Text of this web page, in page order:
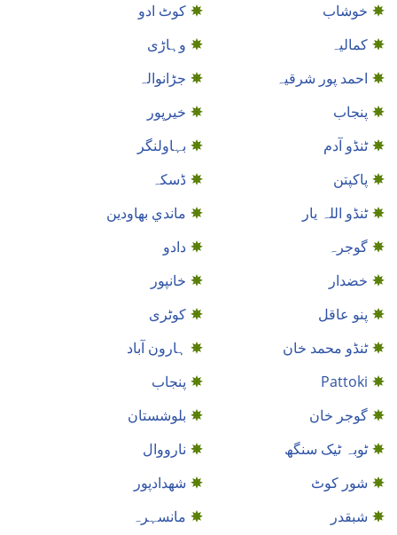
خوشاب
کوٹ ادو
کمالیہ
وہاڑی
احمد پور شرقیہ
جڑانوالہ
پنجاب
خيرپور
ٹنڈو آدم
بہاولنگر
پاکپتن
ڈسکہ
ٹنڈو اللہ یار
ماندي بهاودين
گوجرہ
دادو
خضدار
خانپور
پنو عاقل
کوٹری
ٹنڈو محمد خان
ہارون آباد
Pattoki
پنجاب
گوجر خان
بلوشستان
ٹوبہ ٹیک سنگھ
نارووال
شور کوٹ
شهدادپور
شبقدر
مانسہرہ